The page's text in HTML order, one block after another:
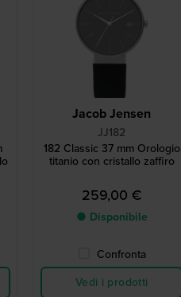
Jacob Jensen
JJ182
182 Classic 37 mm Orologio
titanio con cristallo zaffiro
259,00 €
● Disponibile
Confronta
Vedi i prodotti